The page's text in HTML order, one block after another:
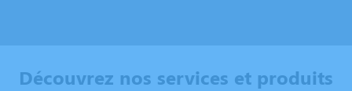
Découvrez nos services et produits